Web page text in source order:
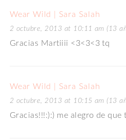
Wear Wild | Sara Salah
2 octubre, 2013 at 10:11 am (13
Gracias Martiiii <3<3<3 tq
Wear Wild | Sara Salah
2 octubre, 2013 at 10:15 am (13
Gracias!!!:):) me alegro de que